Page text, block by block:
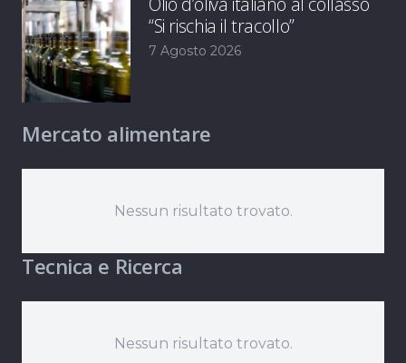
“Si rischia il tracollo”
7 Agosto 2026
Mercato alimentare
Nessun risultato trovato.
Tecnica e Ricerca
Nessun risultato trovato.